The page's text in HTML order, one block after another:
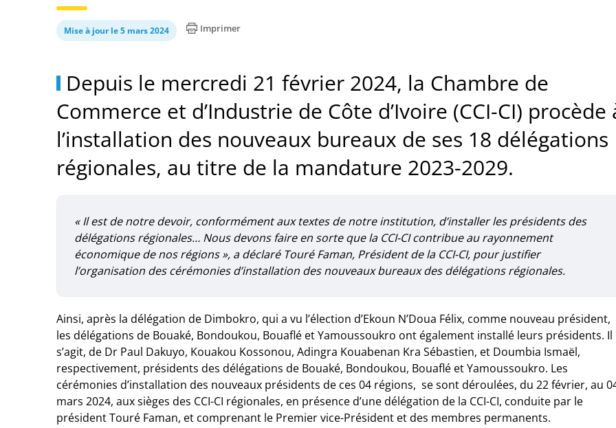
Mise à jour le 5 mars 2024 Imprimer
Depuis le mercredi 21 février 2024, la Chambre de
Commerce et d’Industrie de Côte d’Ivoire (CCI-CI) procède
l’installation des nouveaux bureaux de ses 18 délégations
régionales, au titre de la mandature 2023-2029.
« Il est de notre devoir, conformément aux textes de notre institution, d’installer les présidents des
délégations régionales… Nous devons faire en sorte que la CCI-CI contribue au rayonnement
économique de nos régions », a déclaré Touré Faman, Président de la CCI-CI, pour justifier
l’organisation des cérémonies d’installation des nouveaux bureaux des délégations régionales.
Ainsi, après la délégation de Dimbokro, qui a vu l’élection d’Ekoun N’Doua Félix, comme nouveau président,
les délégations de Bouaké, Bondoukou, Bouaflé et Yamoussoukro ont également installé leurs présidents. Il
s’agit, de Dr Paul Dakuyo, Kouakou Kossonou, Adingra Kouabenan Kra Sébastien, et Doumbia Ismaël,
respectivement, présidents des délégations de Bouaké, Bondoukou, Bouaflé et Yamoussoukro. Les
cérémonies d’installation des nouveaux présidents de ces 04 régions, se sont déroulées, du 22 février, au
mars 2024, aux sièges des CCI-CI régionales, en présence d’une délégation de la CCI-CI, conduite par le
président Touré Faman, et comprenant le Premier vice-Président et des membres permanents.